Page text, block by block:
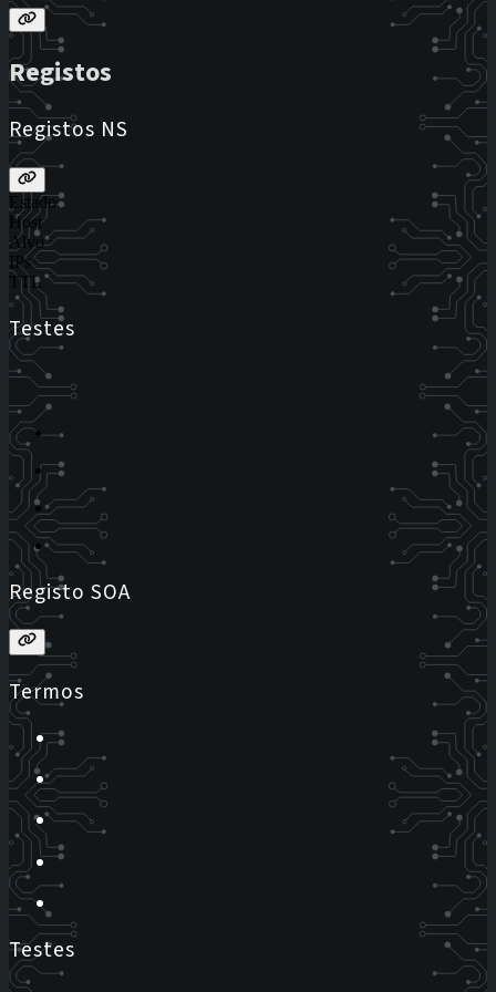
Registos
Registos NS
Estado
Host
Alvo
IPs
TTL
Testes
Registo SOA
Termos
Testes